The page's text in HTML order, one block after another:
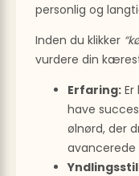
personlig og
Inden du klikker
vurdere din
Erfaring:
have
ølnørd, der